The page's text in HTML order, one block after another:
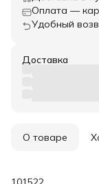
Оплата —
Удобный
Доставка
О товаре